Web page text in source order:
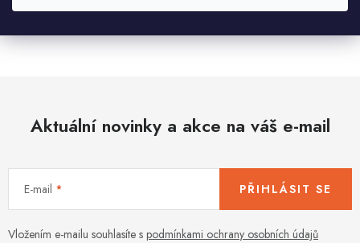
Aktuální novinky a akce na váš e-mail
E-mail
Vložením e-mailu souhlasíte s podmínkami ochrany osobních údajů
PŘIHLÁSIT SE